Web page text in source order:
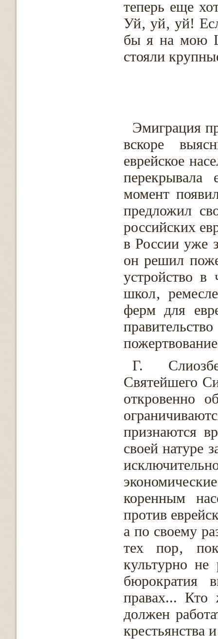
теперь еще
Уй‚ уй‚ уй!
бы я на мою
стояли
Эмиграция
вскоре
еврейское
перекрывала
момент
предложил
российских
в России уже
он решил
устройство в
школ‚
ферм для
Г.
Святейшего
откровенно
признаются
своей натуре
коренным
против
а по своему
тех пор‚
культурно не
бюрократия
правах... Кто
должен
крестьянства